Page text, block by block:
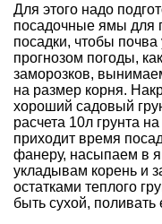
Для этого надо
посадочные ямы для
посадки, чтобы
прогнозом погоды,
заморозков,
на размер корня.
хороший садовый
расчета 10л грунта
приходит время
фанеру, насыпаем в
укладывам корень и
остатками теплого
быть сухой, поливать